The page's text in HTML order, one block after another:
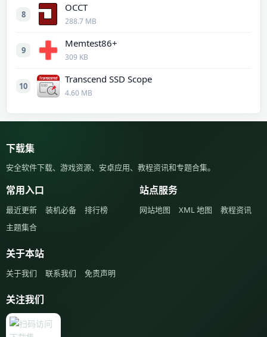
8
OCCT
288.7 MB
9
Memtest86+
309 KB
10
Transcend SSD Scope
4.60 MB
下载集
安全软件下载、游戏资源、安卓应用、教程资讯和专题合集。
常用入口
最近更新 装机必备
排行榜
主题集合
站点服务
网站地图 XML 地图 教程资讯
关于本站
关于我们 联系我们 免责声明
关注我们